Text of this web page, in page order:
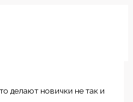
делают новички не так и